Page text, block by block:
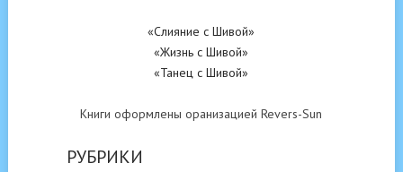
«Слияние с Шивой»
«Жизнь с Шивой»
«Танец с Шивой»
Книги оформлены оранизацией Revers-Sun
РУБРИКИ